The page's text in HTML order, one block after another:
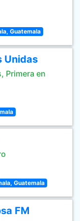
Guatemala
Unidas
Primera en
Guatemala
FM